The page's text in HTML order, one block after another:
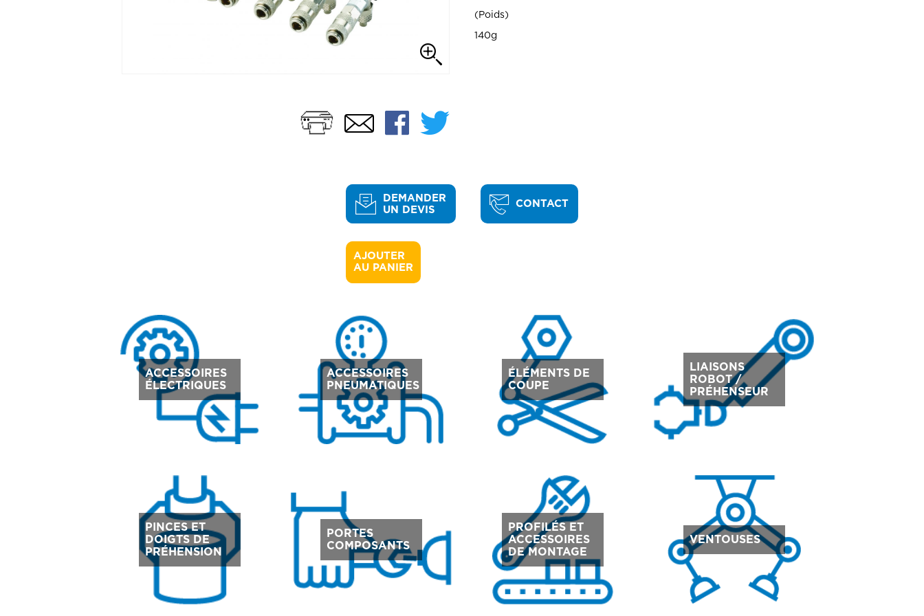
Imprimer
EmailFacebook
Twitter
Poids
140g
DEMANDER
UN DEVIS
AJOUTER
AU PANIER
CONTACT
ACCESSOIRES
ÉLECTRIQUES
ACCESSOIRES
PNEUMATIQUES
ÉLÉMENTS DE
COUPE
LIAISONS
ROBOT /
PRÉHENSEUR
PINCES ET
DOIGTS DE
PRÉHENSION
PORTES
COMPOSANTS
PROFILÉS ET
ACCESSOIRES
DE MONTAGE
VENTOUSES